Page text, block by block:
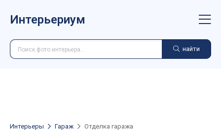
Интерьериум
найти
Интерьеры Гараж Отделка гаража